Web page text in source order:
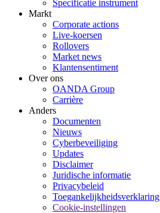
Specificatie instrument
Markt
Corporate actions
Live-koersen
Rollovers
Market news
Klantensentiment
Over ons
OANDA Group
Carrière
Anders
Documenten
Nieuws
Cyberbeveiliging
Updates
Disclaimer
Juridische informatie
Privacybeleid
Toegankelijkheidsverklaring
Cookie-instellingen